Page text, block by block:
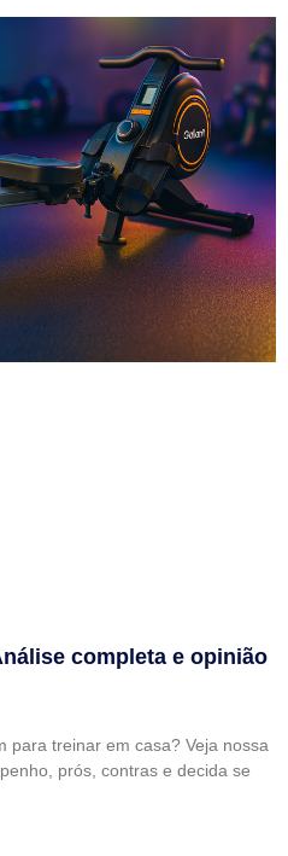
completa e opinião
para treinar em casa? Veja nossa
prós, contras e decida se